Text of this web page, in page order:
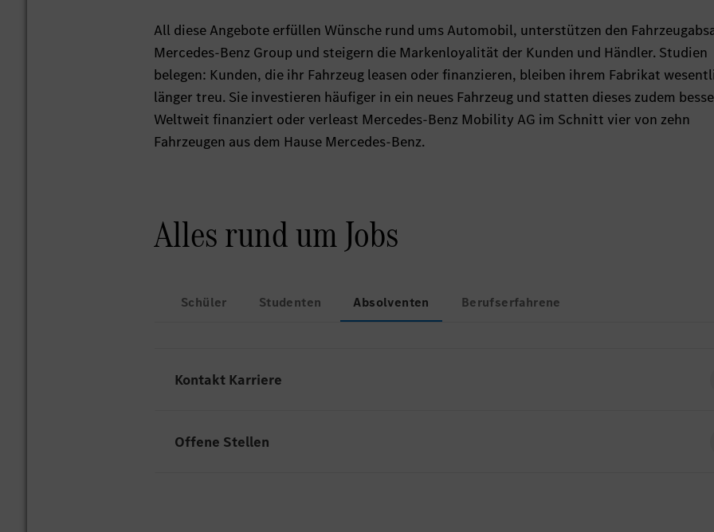
All diese Angebote erfüllen Wünsche rund ums Automobil, unterstützen den
Mercedes-Benz Group und steigern die Markenloyalität der Kunden und Händler. Studien
belegen: Kunden, die ihr Fahrzeug leasen oder finanzieren, bleiben ihrem Fabrikat
länger treu. Sie investieren häufiger in ein neues Fahrzeug und statten dieses zudem
Weltweit finanziert oder verleast Mercedes-Benz Mobility AG im Schnitt vier von zehn
Fahrzeugen aus dem Hause Mercedes-Benz.
Alles rund um Jobs
Schüler Studenten Absolventen Berufserfahrene
Kontakt Karriere
Offene Stellen